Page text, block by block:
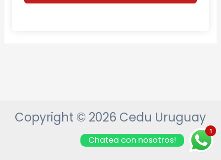
Copyright © 2026 Cedu Uruguay
1
Chatea con nosotros!